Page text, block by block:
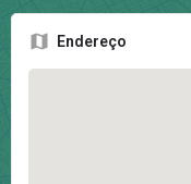
Endereço